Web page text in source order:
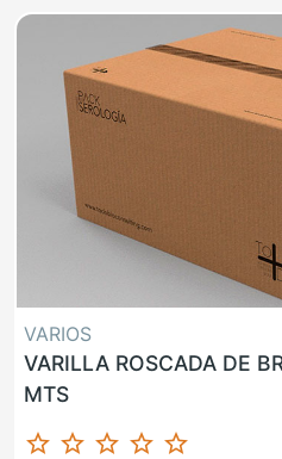
VARIOS
VARILLA ROSCADA DE
MTS
star_border star_border star_border star_border star_border